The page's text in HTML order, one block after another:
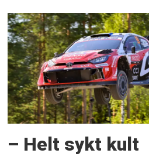
– Helt sykt kult